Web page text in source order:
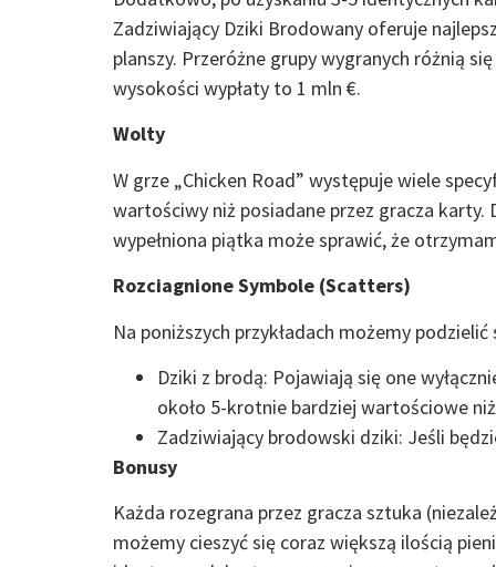
Zadziwiający Dziki Brodowany oferuje
planszy. Przeróżne grupy wygranych różnią
wysokości wypłaty to 1 mln €.
Wolty
W grze „Chicken Road” występuje wiele
wartościwy niż posiadane przez gracza
wypełniona piątka może sprawić, że
Rozciagnione Symbole (Scatters)
Na poniższych przykładach możemy
Dziki z brodą: Pojawiają się one
około 5-krotnie bardziej wartościowe
Zadziwiający brodowski dziki: Jeśli
Bonusy
Każda rozegrana przez gracza sztuka
możemy cieszyć się coraz większą ilością